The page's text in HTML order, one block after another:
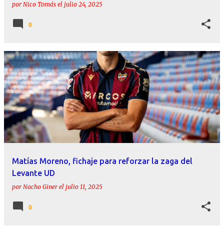
por Nico Tomás el julio 24, 2025
0
Matías Moreno, fichaje para reforzar la zaga del
Levante UD
por Nacho Giner el julio 11, 2025
0